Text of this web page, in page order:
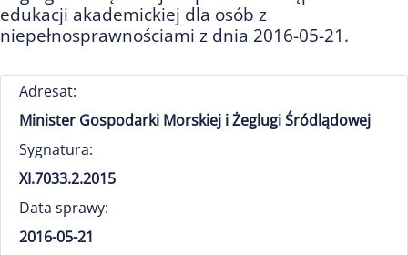
edukacji akademickiej dla osób z
niepełnosprawnościami z dnia 2016-05-21.
Adresat:
Minister Gospodarki Morskiej i Żeglugi Śródlądowej
Sygnatura:
XI.7033.2.2015
Data sprawy:
2016-05-21